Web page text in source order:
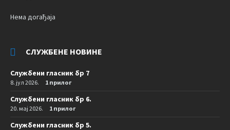
Нема догађаја
СЛУЖБЕНЕ НОВИНЕ
Службени гласник бр 7
8. јул 2026. 1 прилог
Службени гласник бр 6.
20. мај 2026. 1 прилог
Службени гласник бр 5.